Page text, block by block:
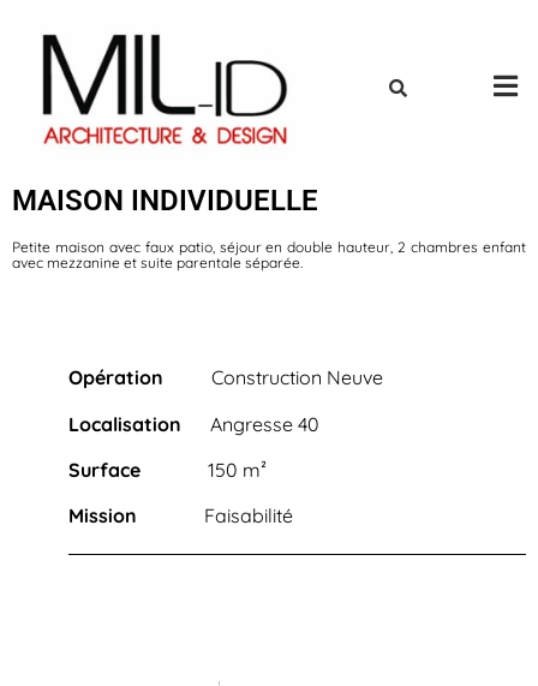
MAISON INDIVIDUELLE
Petite maison avec faux patio, séjour en double hauteur, 2 chambres enfant
avec mezzanine et suite parentale séparée.
Opération
Construction Neuve
Localisation Angresse 40
Surface
150 m²
Mission Faisabilité